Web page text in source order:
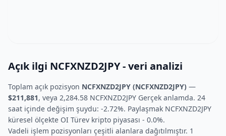
Açık ilgi NCFXNZD2JPY - veri analizi
Toplam açık pozisyon NCFXNZD2JPY (NCFXNZD2JPY) —
$211,881, veya 2,284.58 NCFXNZD2JPY Gerçek anlamda. 24
saat içinde değişim şuydu: -2.72%. Paylaşmak NCFXNZD2JPY
küresel ölçekte OI Türev kripto piyasası - 0.0%.
Vadeli işlem pozisyonları çeşitli alanlara dağıtılmıştır. 1